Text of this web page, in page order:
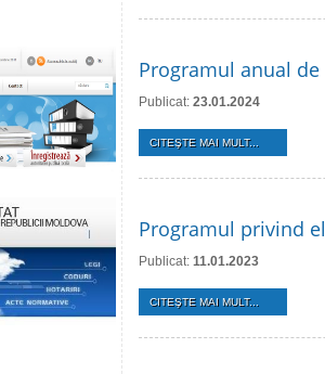
Programul anual
Publicat: 23.01.2024
CITEŞTE MAI MULT...
Programul privind
Publicat: 11.01.2023
CITEŞTE MAI MULT...